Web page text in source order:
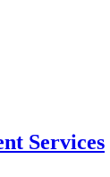
Services